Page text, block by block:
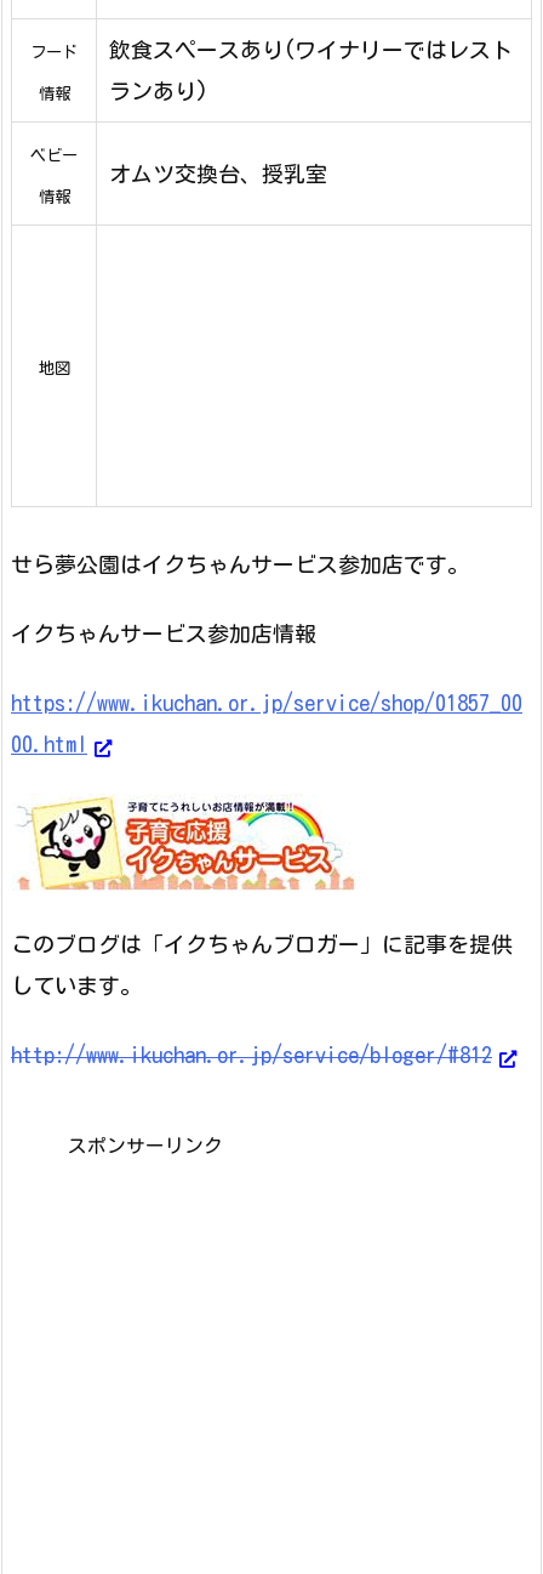
フード
情報
飲食スペースあり(ワイナリーではレスト
ランあり)
ベビー
情報
オムツ交換台、授乳室
地図
せら夢公園はイクちゃんサービス参加店です。
イクちゃんサービス参加店情報
https://www.ikuchan.or.jp/service/shop/01857_00
00.html
このブログは「イクちゃんブロガー」に記事を提供
しています。
http://www.ikuchan.or.jp/service/bloger/#812
スポンサーリンク